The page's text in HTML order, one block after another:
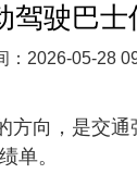
新闻资讯
精彩视频
驾驶巴
：2026-05-28
方向，是交
单。